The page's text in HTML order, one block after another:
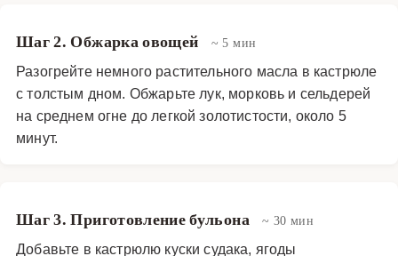
Шаг 2. Обжарка овощей ~ 5 мин
Разогрейте немного растительного масла в кастрюле
с толстым дном. Обжарьте лук, морковь и сельдерей
на среднем огне до легкой золотистости, около 5
минут.
Шаг 3. Приготовление бульона ~ 30 мин
Добавьте в кастрюлю куски судака, ягоды